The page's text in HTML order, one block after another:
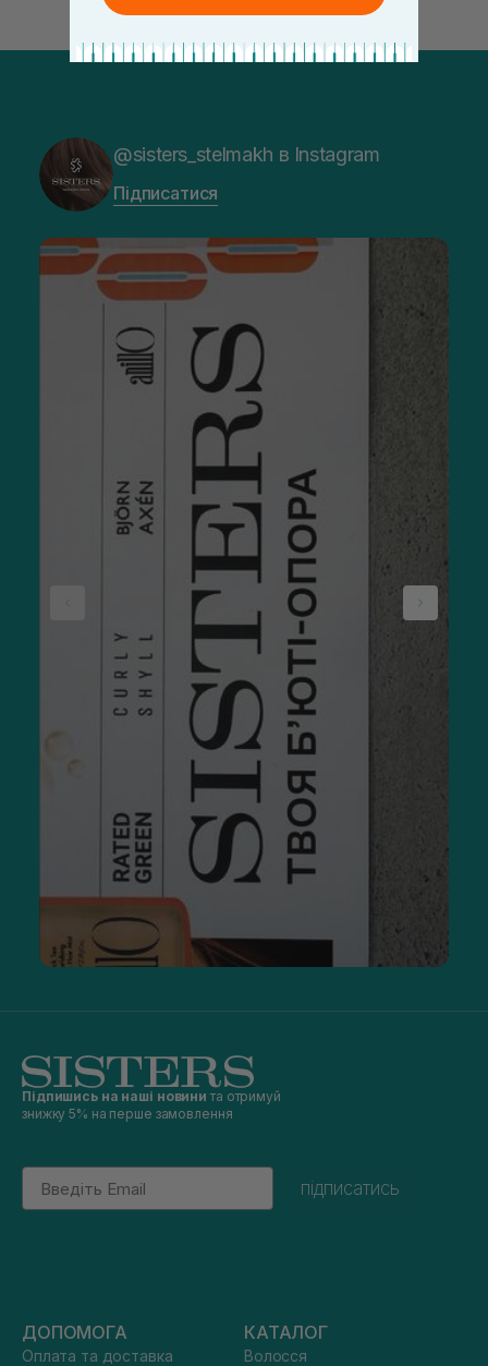
@sisters_stelmakh в Instagram
Підписатися
Підпишись на наші новини та отримуй
знижку 5% на перше замовлення
Email
підписатись
ДОПОМОГА
Оплата та доставка
КАТАЛОГ
Волосся